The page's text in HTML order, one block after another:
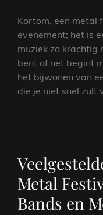
Kortom, een metal
evenement; het is
muziek zo krachtig
bent of net begint
het bijwonen van
die je niet snel zult
Metal
Bands en